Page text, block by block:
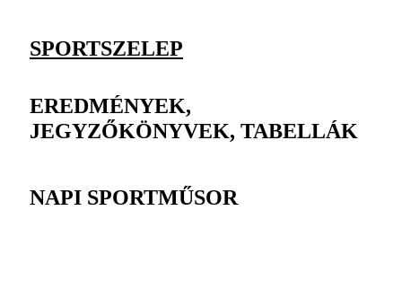
SPORTSZELEP
EREDMÉNYEK,
JEGYZŐKÖNYVEK, TABELLÁK
NAPI SPORTMŰSOR